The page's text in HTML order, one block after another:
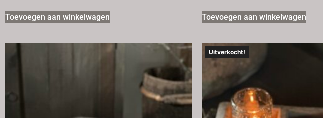
Toevoegen aan winkelwagen Toevoegen aan winkelwagen
Uitverkocht!